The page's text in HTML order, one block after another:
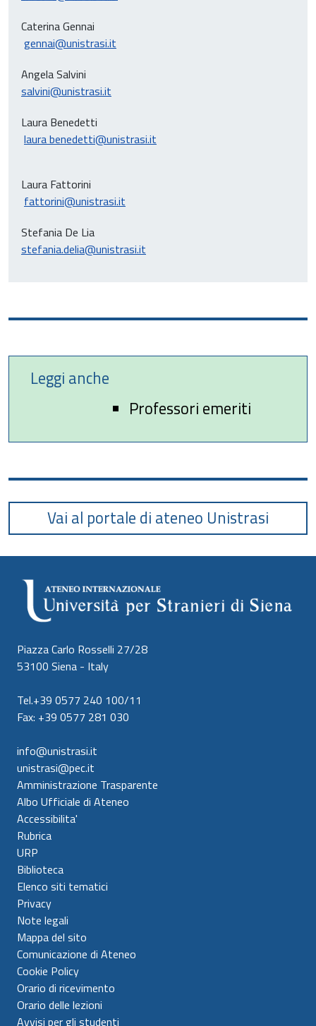
Caterina Gennai
gennai@unistrasi.it
Angela Salvini
salvini@unistrasi.it
Laura Benedetti
laura benedetti@unistrasi.it
Laura Fattorini
fattorini@unistrasi.it
Stefania De Lia
stefania.delia@unistrasi.it
Leggi anche
Professori emeriti
Vai al portale di ateneo Unistrasi
Piazza Carlo Rosselli 27/28
53100 Siena - Italy
Tel.+39 0577 240 100/11
Fax: +39 0577 281 030
info@unistrasi.it
unistrasi@pec.it
Amministrazione Trasparente
Albo Ufficiale di Ateneo
Accessibilita'
Rubrica
URP
Biblioteca
Elenco siti tematici
Privacy
Note legali
Mappa del sito
Comunicazione di Ateneo
Cookie Policy
Orario di ricevimento
Orario delle lezioni
Avvisi per gli studenti